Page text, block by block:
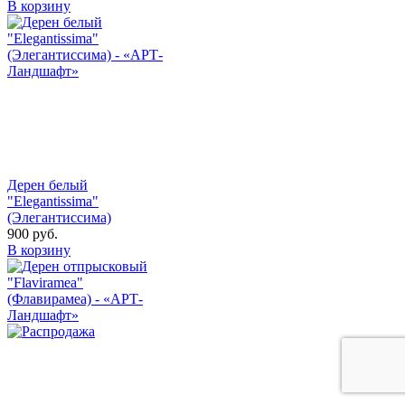
В корзину
Дерен белый
"Elegantissima"
(Элегантиссима)
900 руб.
В корзину